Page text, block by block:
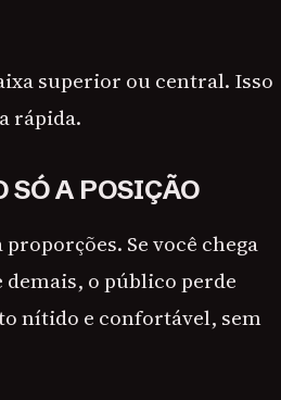
superior ou central. Isso
rápida.
A POSIÇÃO
Se você chega
o público perde
nítido e confortável, sem